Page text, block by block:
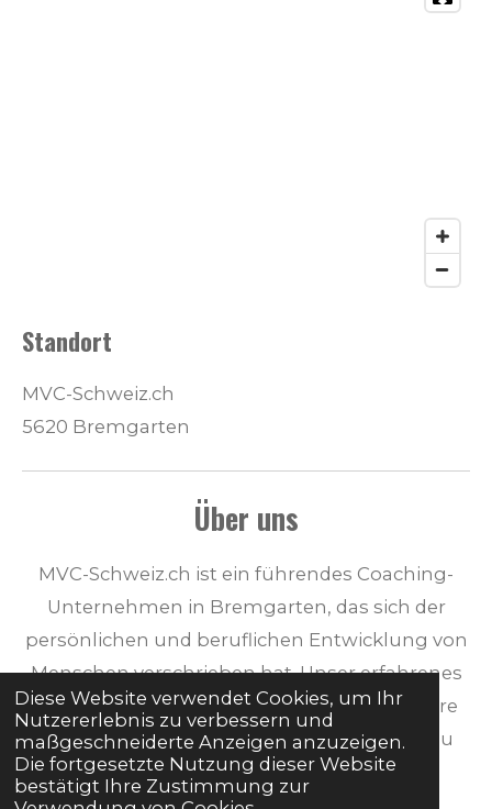
Diese Website verwendet Cookies, um Ihr
Nutzererlebnis zu verbessern und
maßgeschneiderte Anzeigen anzuzeigen.
Die fortgesetzte Nutzung dieser Website
bestätigt Ihre Zustimmung zur
Standort
MVC-Schweiz.ch
5620 Bremgarten
Über uns
MVC-Schweiz.ch ist ein führendes Coaching-
Unternehmen in Bremgarten, das sich der
persönlichen und beruflichen Entwicklung von
Menschen verschrieben hat. Unser erfahrenes
Team von Coaches unterstützt Sie dabei, Ihre
Ziele zu erreichen und Ihr volles Potential zu
entfalten.